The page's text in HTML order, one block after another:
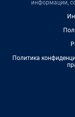
информации,
Политика